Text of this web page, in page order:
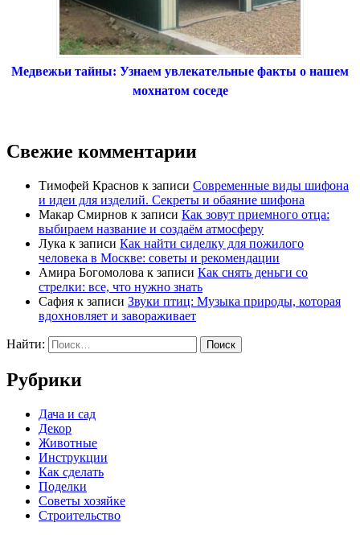
Медвежьи тайны: Узнаем увлекательные факты о нашем
мохнатом соседе
Свежие комментарии
Тимофей Краснов к записи Современные виды шифона
и идеи для изделий. Секреты и обаяние шифона
Макар Смирнов к записи Как зовут приемного отца:
выбираем название и создаём атмосферу
Лука к записи Как найти сиделку для пожилого
человека в Москве: советы и рекомендации
Амира Богомолова к записи Как снять деньги со
стрелки: все, что нужно знать
Сафия к записи Звуки птиц: Музыка природы, которая
вдохновляет и завораживает
Найти:
Рубрики
Дача и сад
Декор
Животные
Инструкции
Как сделать
Поделки
Советы хозяйке
Строительство